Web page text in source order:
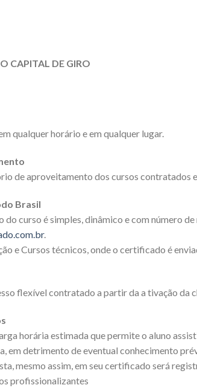
CAPITAL DE GIRO
qualquer horário e em qualquer lugar.
de aproveitamento dos cursos contratados
Brasil
do curso é simples, dinâmico e com número
.
e Cursos técnicos, onde o certificado é
flexível contratado a partir da a tivação da
horária estimada que permite o aluno
em detrimento de eventual conhecimento
mesmo assim, em seu certificado será
profissionalizantes